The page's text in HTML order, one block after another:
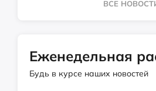
ВСЕ
Еженедельная
Будь в курсе наших новостей